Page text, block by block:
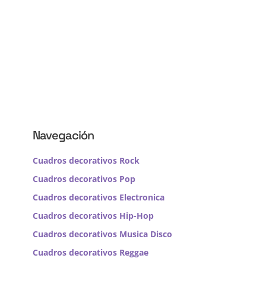
Navegación
Cuadros decorativos Rock
Cuadros decorativos Pop
Cuadros decorativos Electronica
Cuadros decorativos Hip-Hop
Cuadros decorativos Musica Disco
Cuadros decorativos Reggae